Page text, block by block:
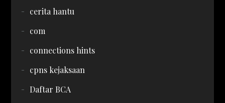
cerita hantu
com
connections hints
cpns kejaksaan
Daftar BCA